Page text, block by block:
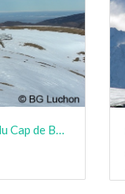
(4.86) BG Cabane du Cap de Bares Jan15 07